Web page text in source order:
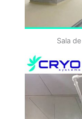
Sala